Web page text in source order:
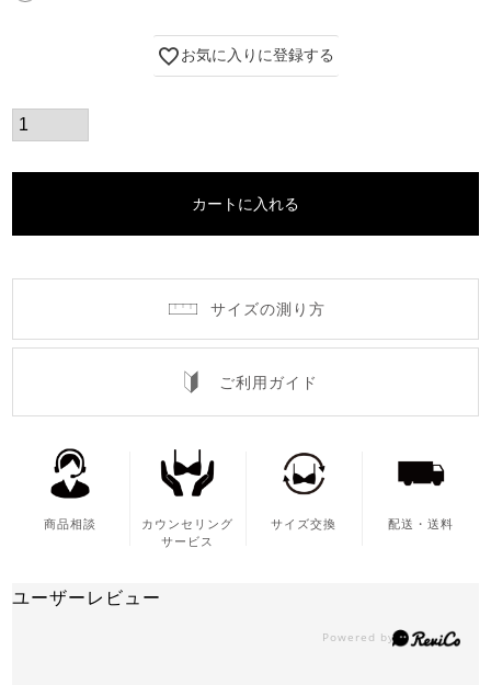
お気に入りに登録する
カートに入れる
サイズの測り方
ご利用ガイド
商品相談
カウンセリング
サービス
サイズ交換 配送・送料
ユーザーレビュー